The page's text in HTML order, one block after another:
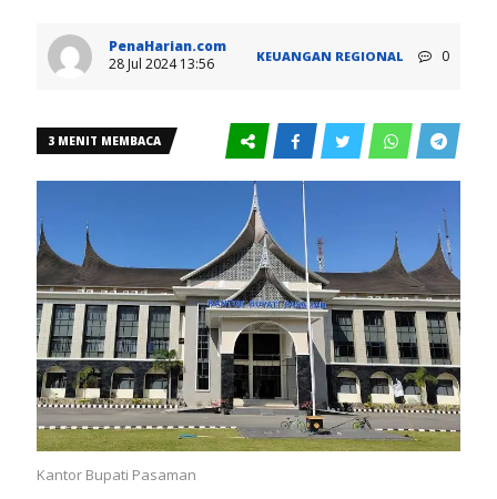
PenaHarian.com
28 Jul 2024 13:56
KEUANGAN REGIONAL 0
3 MENIT MEMBACA
Kantor Bupati Pasaman